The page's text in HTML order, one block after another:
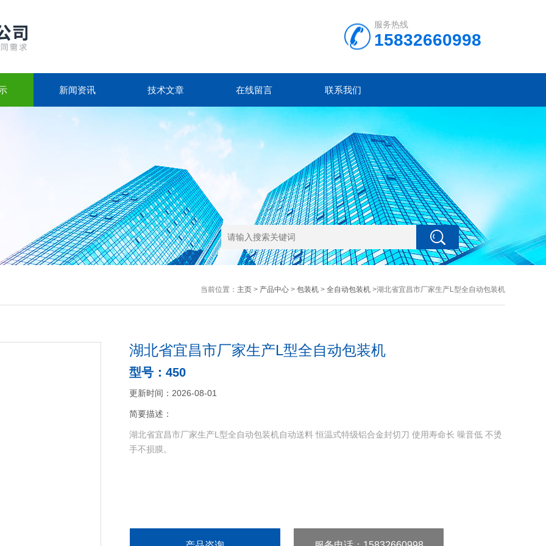
服务热线
15832660998
新闻资讯 技术文章 在线留言 联系我们
当前位置： 主页> 产品中心> 包装机> 全自动包装机>湖北省宜昌市厂家生产L型全自动包装机
湖北省宜昌市厂家生产L型全自动包装机
型号：450
更新时间：2026-08-01
简要描述：
湖北省宜昌市厂家生产L型全自动包装机自动送料 恒温式特级铝合金封切刀 使用寿命长 噪音低 不烫
手不损膜。